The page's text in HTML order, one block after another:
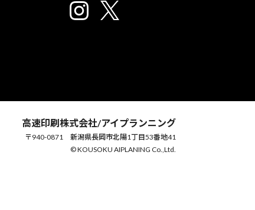
高速印刷株式会社/アイプランニング
〒940-0871 新潟県長岡市北陽1丁目53番地41
© KOUSOKU AIPLANING Co.,Ltd.